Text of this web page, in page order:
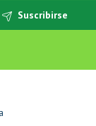
Suscribirse